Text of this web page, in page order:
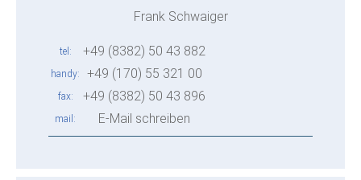
Frank Schwaiger
tel +49 (8382) 50 43 882
handy +49 (170) 55 321 00
fax +49 (8382) 50 43 896
mail E-Mail schreiben